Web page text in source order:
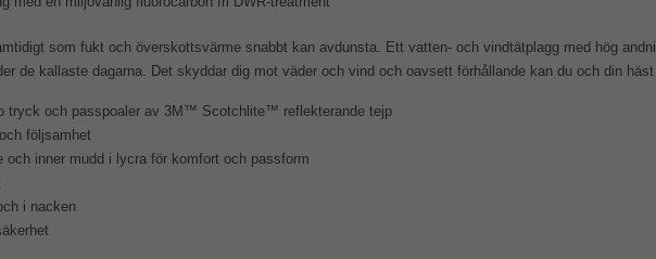
som fukt och överskottsvärme snabbt kan avdunsta. Ett vatten- och vindtätplagg med hög
de kallaste dagarna. Det skyddar dig mot väder och vind och oavsett förhållande kan du och din
tryck och passpoaler av 3M™ Scotchlite™ reflekterande tejp
följsamhet
inner mudd i lycra för komfort och passform
i nacken